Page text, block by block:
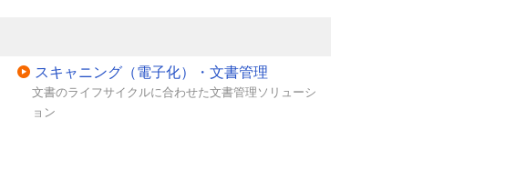
スキャニング（電子化）・文書管理
文書のライフサイクルに合わせた文書管理ソリューシ
ョン